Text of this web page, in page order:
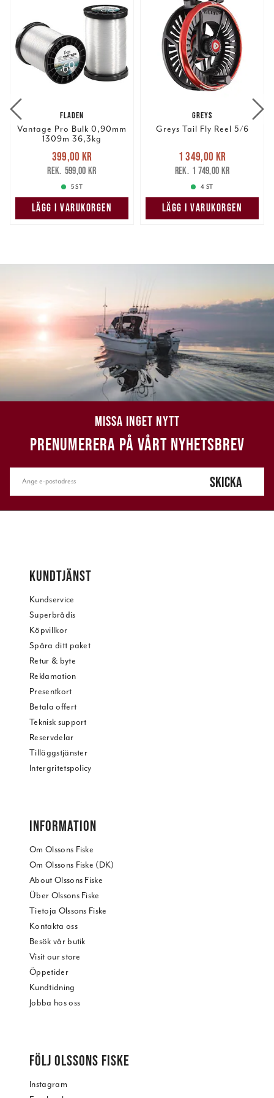
FLADEN
Vantage Pro Bulk 0,90mm
1309m 36,3kg
Nuvarande pris
399,00 krTidigare pris
599,00 kr
399,00 kr
599,00 kr
5 ST
LÄGG I VARUKORGEN
GREYS
Greys Tail Fly Reel 5/6
Nuvarande pris
1 349,00 krTidigare pris
1 749,00 kr
1 349,00 kr
1 749,00 kr
4 ST
LÄGG I VARUKORGEN
MISSA INGET NYTT
PRENUMERERA PÅ VÅRT NYHETSBREV
SKICKA
KUNDTJÄNST
Kundservice
Superbrådis
Köpvillkor
Spåra ditt paket
Retur & byte
Reklamation
Presentkort
Betala offert
Teknisk support
Reservdelar
Tilläggstjänster
Intergritetspolicy
INFORMATION
Om Olssons Fiske
Om Olssons Fiske (DK)
About Olssons Fiske
Über Olssons Fiske
Tietoja Olssons Fiske
Kontakta oss
Besök vår butik
Visit our store
Öppetider
Kundtidning
Jobba hos oss
FÖLJ OLSSONS FISKE
Instagram